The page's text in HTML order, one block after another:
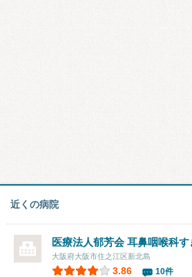
近くの病院
医療法人郁芳会耳鼻咽喉科す
大阪府大阪市住之江区新北島
3.86 10件